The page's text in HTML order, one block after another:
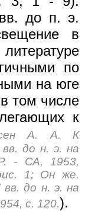
до п. э.
в
по
на юге
том числе
к
А. А. К
до н. э. на
- СА, 1953,
1; Он же.
до н. э. на
с. 120.).